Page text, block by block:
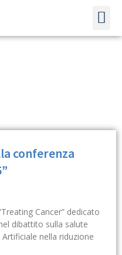
conferenza
Cancer” dedicato
dibattito sulla salute
nella riduzione